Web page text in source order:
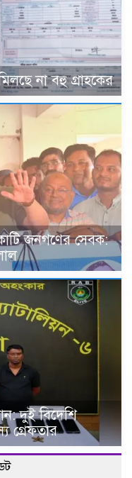
না বহু গ্রাহকের
জনগণের সেবক:
দুই বিদেশি
গ্রেফতার